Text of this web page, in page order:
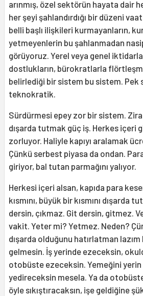
arınmış, özel sektörün hayata dair
her şeyi şahlandırdığı bir düzeni
belli başlı ilişkileri kurmayanların,
yetmeyenlerin bu şahlanmadan
görüyoruz. Yerel veya genel
dostlukların, bürokratlarla
belirlediği bir sistem bu sistem. Pek
teknokratik.
Sürdürmesi epey zor bir sistem. Zira
dışarda tutmak güç iş. Herkes içeri
zorluyor. Haliyle kapıyı aralamak
Çünkü serbest piyasa da ondan.
giriyor, bal tutan parmağını yalıyor.
Herkesi içeri alsan, kapıda para
kısmını, büyük bir kısmını dışarda
dersin, çıkmaz. Git dersin, gitmez.
vakit. Yeter mi? Yetmez. Neden?
dışarda olduğunu hatırlatman lazım
gelmesin. İş yerinde ezeceksin,
otobüste ezeceksin. Yemeğini yerin
yedireceksin mesela. Ya da otobüste
öyle sıkıştıracaksın, işe geldiğine